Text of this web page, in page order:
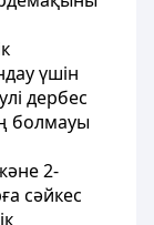
үшін
дербес
болмауы
2-
сәйкес